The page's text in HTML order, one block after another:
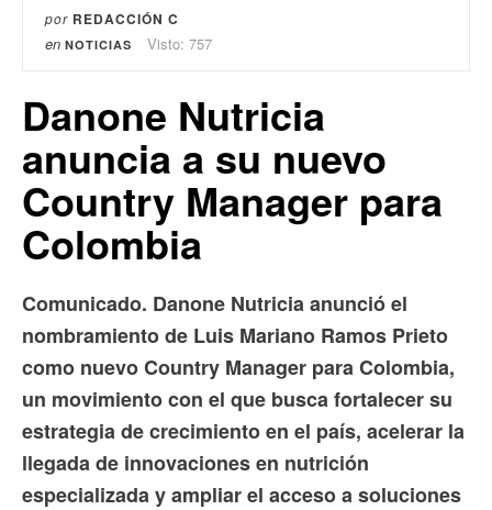
por REDACCIÓN C
en NOTICIAS Visto: 757
Danone Nutricia
anuncia a su nuevo
Country Manager para
Colombia
Comunicado. Danone Nutricia anunció el
nombramiento de Luis Mariano Ramos Prieto
como nuevo Country Manager para Colombia,
un movimiento con el que busca fortalecer su
estrategia de crecimiento en el país, acelerar la
llegada de innovaciones en nutrición
especializada y ampliar el acceso a soluciones